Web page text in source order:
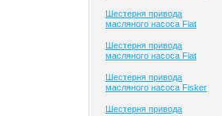
Шестерня привода
масляного насоса Fiat
Шестерня привода
масляного насоса Fiat
Шестерня привода
масляного насоса Fisker
Шестерня привода